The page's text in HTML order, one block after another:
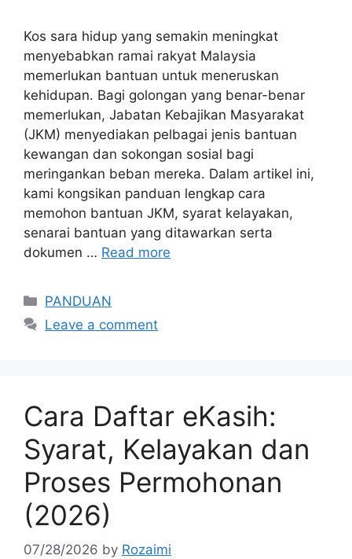
Kos sara hidup yang semakin meningkat
menyebabkan ramai rakyat Malaysia
memerlukan bantuan untuk meneruskan
kehidupan. Bagi golongan yang benar-benar
memerlukan, Jabatan Kebajikan Masyarakat
(JKM) menyediakan pelbagai jenis bantuan
kewangan dan sokongan sosial bagi
meringankan beban mereka. Dalam artikel ini,
kami kongsikan panduan lengkap cara
memohon bantuan JKM, syarat kelayakan,
senarai bantuan yang ditawarkan serta
dokumen … Read more
Categories
PANDUAN
Leave a comment
Cara Daftar eKasih:
Syarat, Kelayakan dan
Proses Permohonan
(2026)
07/28/2026 by Rozaimi